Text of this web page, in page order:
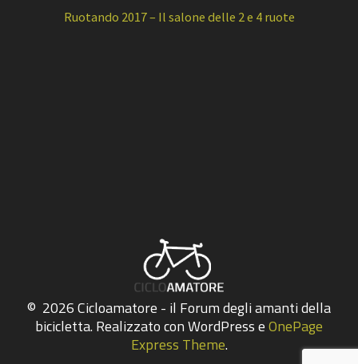
Ruotando 2017 – Il salone delle 2 e 4 ruote
© 2026 Cicloamatore - il Forum degli amanti della
bicicletta. Realizzato con WordPress eOnePage
Express Theme.